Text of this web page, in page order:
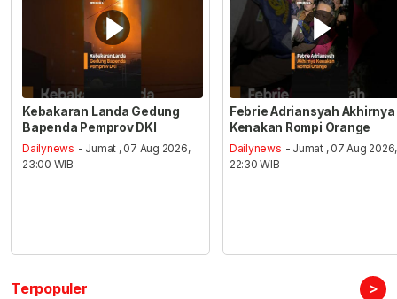
Kebakaran Landa Gedung
Bapenda Pemprov DKI
Dailynews - Jumat , 07 Aug 2026,
23:00 WIB
Febrie Adriansyah Akhirnya
Kenakan Rompi Orange
Dailynews - Jumat , 07 Aug 2026,
22:30 WIB
Terpopuler >